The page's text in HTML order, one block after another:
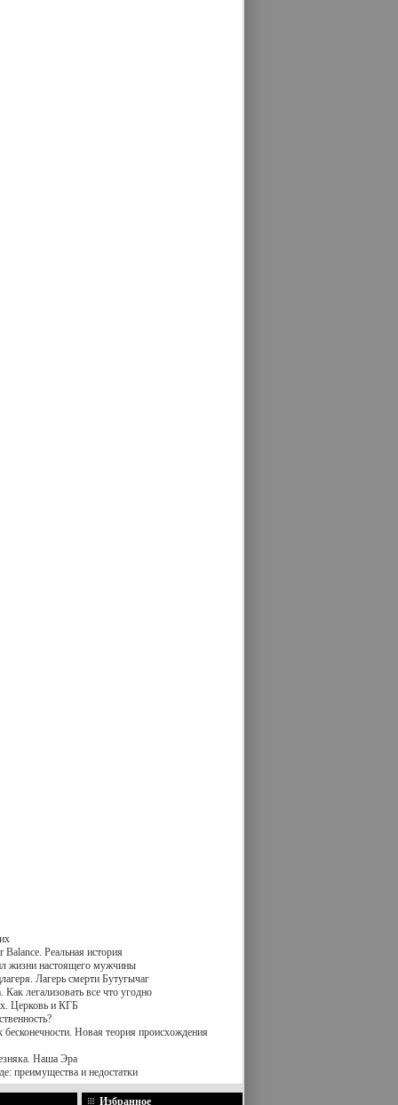
Balance. Реальная история
жизни настоящего мужчины
Лагерь смерти Бутугычаг
легализовать все что угодно
Церковь и КГБ
бесконечности. Новая теория происхождения
Наша Эра
преимущества и недостатки
Избранное